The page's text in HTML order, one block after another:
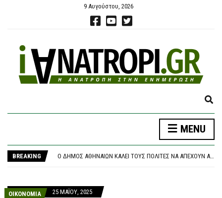
9 Αυγούστου, 2026
E
P
N
MENU
BREAKING
ΤΡΑΓΩΔΊΑ ΣΤΗΝ ΠΆΡΟ: 4ΧΡΟΝΟ ΠΑΙΔΊ ΈΧΑΣΕ ΤΗ ΖΩΉ ΤΟΥ ΣΕ ΠΙΣΊΝΑ BEACH BAR
Ο ΔΉΜΟΣ ΑΘΗΝΑΊΩΝ ΚΑΛΕΊ ΤΟΥΣ ΠΟΛΊΤΕΣ ΝΑ ΑΠΈΧΟΥΝ ΑΠΌ ΕΡΓΑΣΊΕΣ ΣΕ ΕΞΩΤΕΡΙΚΟΎΣ ΧΏΡΟΥΣ ΠΟΥ ΜΠΟΡΕΊ ΝΑ ΠΡΟΚΑΛΈΣΟΥΝ ΠΥΡΚΑΓΙΆ
ΟΙΚΟΝΟΜΙΑ 25 ΜΑΪ́ΟΥ, 2025